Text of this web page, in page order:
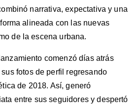
narrativa, expectativa y una
alineada con las nuevas
de la escena urbana.
comenzó días atrás
sus fotos de perfil regresando
de 2018. Así, generó
entre sus seguidores y despertó